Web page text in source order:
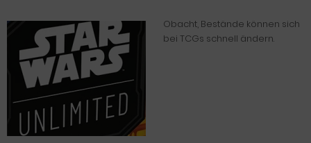
Obacht, Bestände können sich
bei TCGs schnell ändern.